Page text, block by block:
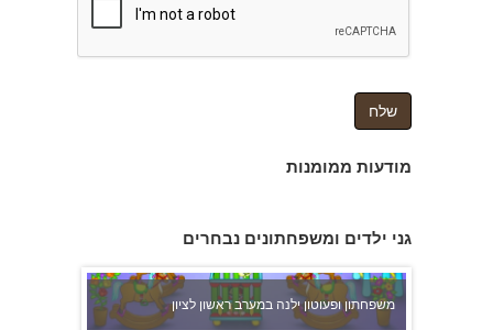
מודעות ממומנות
גני ילדים ומשפחתונים נבחרים
משפחתון ופעוטון ילנה במערב ראשון לציון